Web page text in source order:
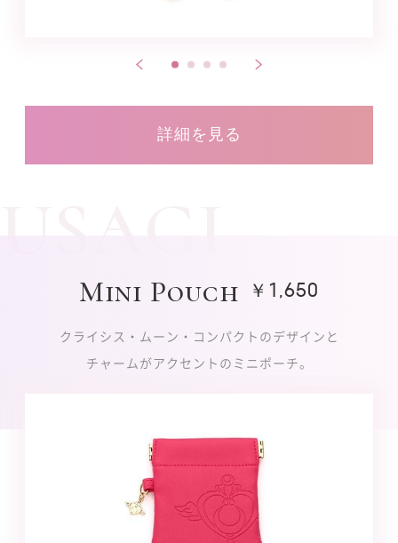
詳細を見る
Mini Pouch ￥1,650
クライシス・ムーン・コンパクトのデザインと
チャームがアクセントのミニポーチ。